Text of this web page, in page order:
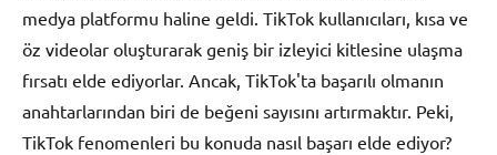
medya platformu haline geldi. TikTok kullanıcıları, kısa ve
öz videolar oluşturarak geniş bir izleyici kitlesine ulaşma
fırsatı elde ediyorlar. Ancak, TikTok'ta başarılı olmanın
anahtarlarından biri de beğeni sayısını artırmaktır. Peki,
TikTok fenomenleri bu konuda nasıl başarı elde ediyor?